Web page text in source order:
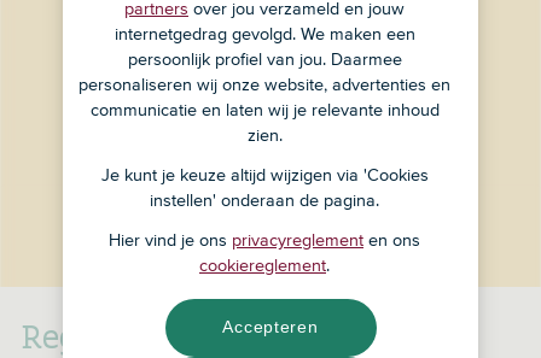
RegioBank is nu ASN Bank
partners over jou verzameld en jouw
internetgedrag gevolgd. We maken een
persoonlijk profiel van jou. Daarmee
personaliseren wij onze website, advertenties en
communicatie en laten wij je relevante inhoud
zien.
Je kunt je keuze altijd wijzigen via 'Cookies
instellen' onderaan de pagina.
Hier vind je ons privacyreglement en ons
cookiereglement.
Accepteren